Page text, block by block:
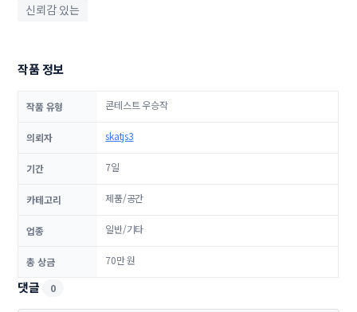
신뢰감 있는
작품 정보
작품 유형 콘테스트 우승작
의뢰자 skatjs3
기간 7일
카테고리 제품/공간
업종 일반/기타
총 상금 70만 원
댓글 0